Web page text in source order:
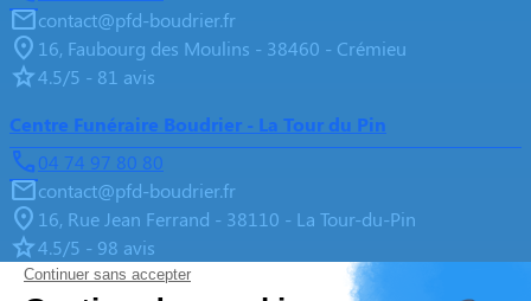
contact@pfd-boudrier.fr
16, Faubourg des Moulins - 38460 - Crémieu
4.5/5 - 81 avis
Centre Funéraire Boudrier - La Tour du Pin
04 74 97 80 80
contact@pfd-boudrier.fr
16, Rue Jean Ferrand - 38110 - La Tour-du-Pin
4.5/5 - 98 avis
Centre Funéraire Boudrier - La Verpillère